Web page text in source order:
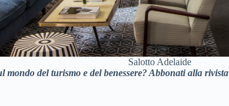
Salotto Adelaide
mondo del turismo e del benessere? Abbonati alla rivista